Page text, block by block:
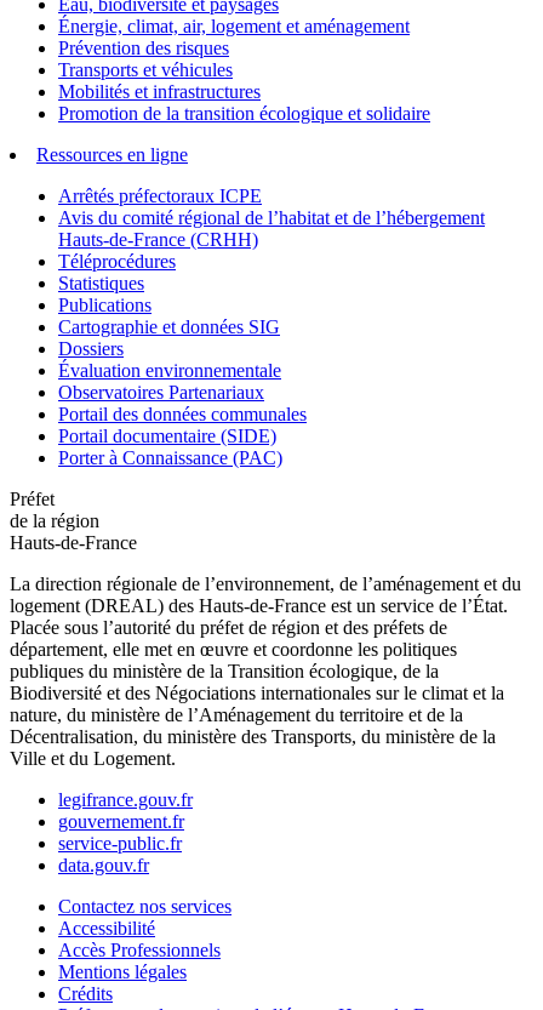
Énergie, climat, air, logement et aménagement
Prévention des risques
Transports et véhicules
Mobilités et infrastructures
Promotion de la transition écologique et solidaire
Ressources en ligne
Arrêtés préfectoraux ICPE
Avis du comité régional de l’habitat et de l’hébergement
Hauts-de-France (CRHH)
Téléprocédures
Statistiques
Publications
Cartographie et données SIG
Dossiers
Évaluation environnementale
Observatoires Partenariaux
Portail des données communales
Portail documentaire (SIDE)
Porter à Connaissance (PAC)
Préfet
de la région
Hauts-de-France
La direction régionale de l’environnement, de l’aménagement et du
logement (DREAL) des Hauts-de-France est un service de l’État.
Placée sous l’autorité du préfet de région et des préfets de
département, elle met en œuvre et coordonne les politiques
publiques du ministère de la Transition écologique, de la
Biodiversité et des Négociations internationales sur le climat et la
nature, du ministère de l’Aménagement du territoire et de la
Décentralisation, du ministère des Transports, du ministère de la
Ville et du Logement.
legifrance.gouv.fr
gouvernement.fr
service-public.fr
data.gouv.fr
Contactez nos services
Accessibilité
Accès Professionnels
Mentions légales
Crédits